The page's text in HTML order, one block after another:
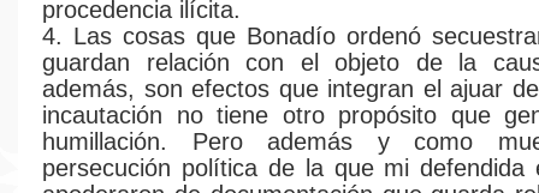
procedencia ilícita.
4. Las cosas que Bonadío ordenó
guardan relación con el objeto de la
además, son efectos que integran el ajuar
incautación no tiene otro propósito que
humillación. Pero además y como
persecución política de la que mi defendida